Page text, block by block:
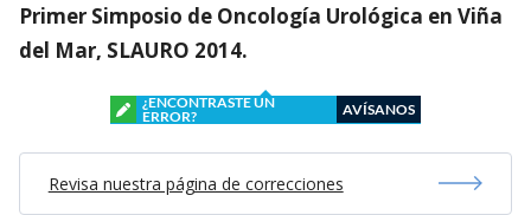
Primer Simposio de Oncología Urológica en Viña
del Mar, SLAURO 2014.
¿ENCONTRASTE UN
ERROR?
AVÍSANOS
Revisa nuestra página de correcciones